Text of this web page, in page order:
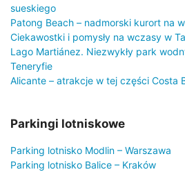
sueskiego
Patong Beach – nadmorski kurort na
Ciekawostki i pomysły na wczasy w
Lago Martiánez. Niezwykły park
Teneryfie
Alicante – atrakcje w tej części Costa
Parkingi lotniskowe
Parking lotnisko Modlin – Warszawa
Parking lotnisko Balice – Kraków